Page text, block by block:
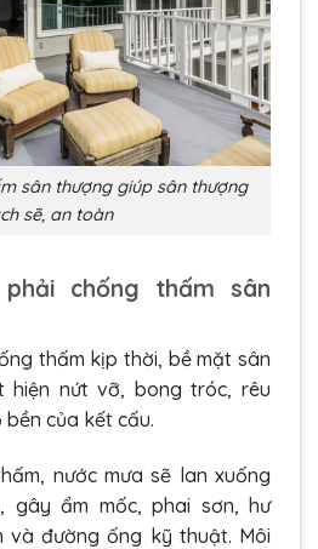
sân thượng giúp sân thượng
sẽ, an toàn
chống thấm sân
thấm kịp thời, bề mặt sân
hiện nứt vỡ, bong tróc, rêu
của kết cấu.
nước mưa sẽ lan xuống
gây ẩm mốc, phai sơn, hư
và đường ống kỹ thuật. Môi